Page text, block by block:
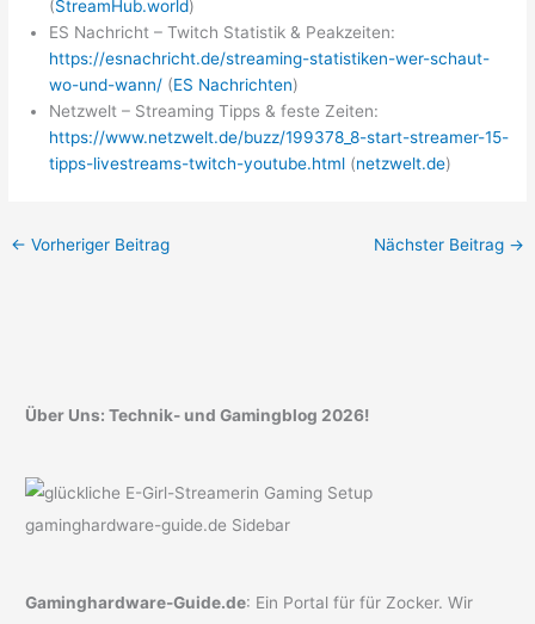
(StreamHub.world)
ES Nachricht – Twitch Statistik & Peakzeiten:
https://esnachricht.de/streaming-statistiken-wer-schaut-
wo-und-wann/ (ES Nachrichten)
Netzwelt – Streaming Tipps & feste Zeiten:
https://www.netzwelt.de/buzz/199378_8-start-streamer-15-
tipps-livestreams-twitch-youtube.html (netzwelt.de)
← Vorheriger Beitrag Nächster Beitrag →
Über Uns: Technik- und Gamingblog 2026!
Gaminghardware-Guide.de: Ein Portal für für Zocker. Wir